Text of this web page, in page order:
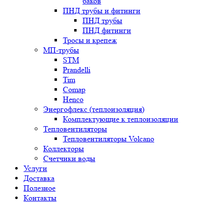
ПНД трубы и фитинги
ПНД трубы
ПНД фитинги
Тросы и крепеж
МП-трубы
STM
Prandelli
Tim
Comap
Henco
Энергофлекс (теплоизоляция)
Комплектующие к теплоизоляции
Тепловентиляторы
Тепловентиляторы Volcano
Коллекторы
Счетчики воды
Услуги
Доставка
Полезное
Контакты